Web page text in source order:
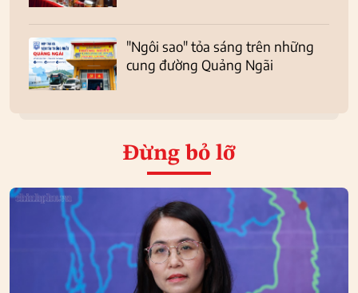
"Ngôi sao" tỏa sáng trên những
cung đường Quảng Ngãi
Đừng bỏ lỡ